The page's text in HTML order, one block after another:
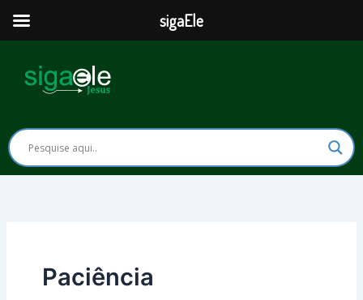
para
conteúdo
Paciência
sigaEle